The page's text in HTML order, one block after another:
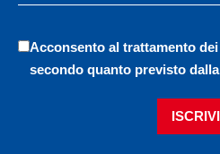
Acconsento al trattamento
secondo quanto previsto